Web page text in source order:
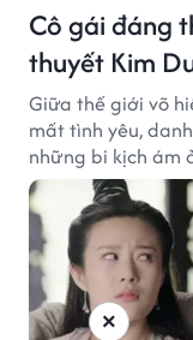
Cô gái đáng
thuyết Kim
Giữa thế giới võ
mất tình yêu,
những bi kịch ám
×